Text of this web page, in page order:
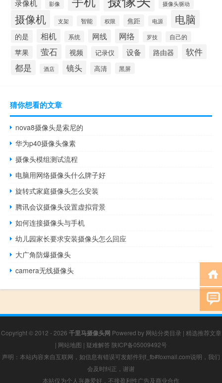
录像机 影像 摄像头驱动
摄像机 支架 智能 权限 焦距 电源 电脑
的是 相机 系统 网线 网络 罗技 自己的
苹果 萤石 视频 记录仪 设备 路由器
软件
都是
酒店 镜头 高清 黑屏
猜你想看的文章
nova8摄像头是索尼的
华为p40摄像头像素
摄像头模组测试流程
电脑用网络摄像头什么牌子好
旋转式家庭摄像头怎么安装
腾讯会议摄像头设置虚拟背景
如何连接摄像头与手机
幼儿园家长要求安装摄像头怎么回应
大广角防爆摄像头
camera无线摄像头
Copyright © 2012 - 2026 千里马摄像头网 Powered by 网站分类目录 | 精选推荐文章
| 网站地图 | 疑难解答 陕ICP备05009492号
声明：本站内容来自互联网，如信息有错误可发邮件到f_fb#foxmail.com说明，我们
会及时纠正，谢谢
本站仅为个人兴趣爱好，不接盈利性广告及商业合作